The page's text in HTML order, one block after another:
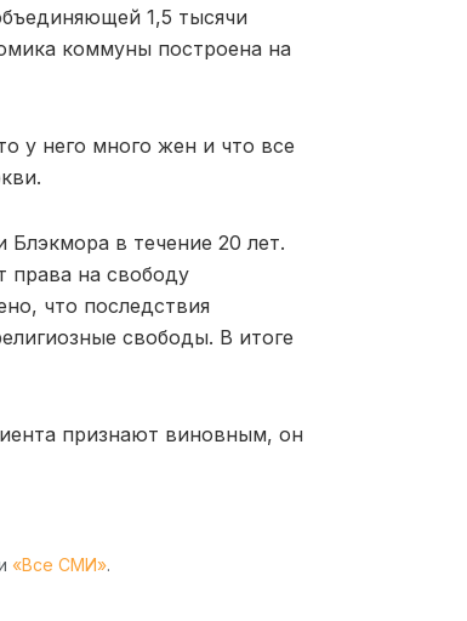
1,5 тысячи
коммуны построена на
у него много жен и что все
в течение 20 лет.
права на свободу
что последствия
свободы. В итоге
признают виновным, он
«Все СМИ».